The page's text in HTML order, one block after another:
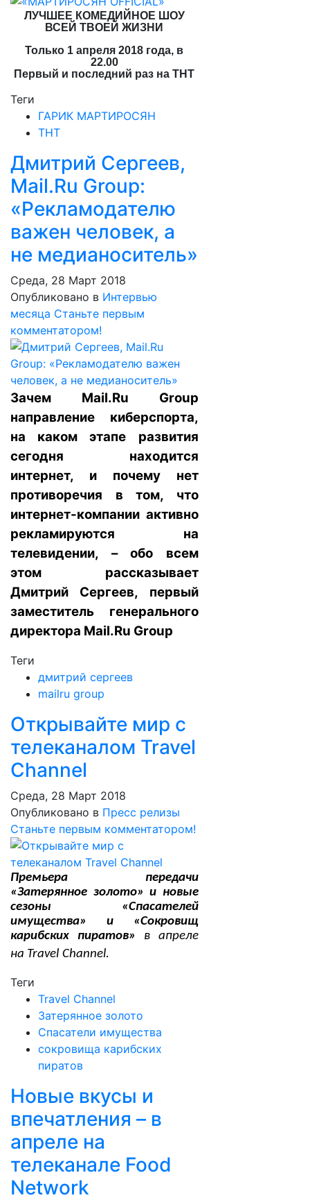
ЛУЧШЕЕ КОМЕДИЙНОЕ ШОУ
ВСЕЙ ТВОЕЙ ЖИЗНИ
Только 1 апреля 2018 года, в
22.00
Первый и последний раз на ТНТ
Теги
ГАРИК МАРТИРОСЯН
ТНТ
Дмитрий Сергеев,
Mail.Ru Group:
«Рекламодателю
важен человек, а
не медианоситель»
Среда, 28 Март 2018
Опубликовано в Интервью
месяца Станьте первым
комментатором!
Зачем Mail.Ru Group
направление киберспорта,
на каком этапе развития
сегодня находится
интернет, и почему нет
противоречия в том, что
интернет-компании активно
рекламируются на
телевидении, – обо всем
этом рассказывает
Дмитрий Сергеев, первый
заместитель генерального
директора Mail.Ru Group
Теги
дмитрий сергеев
mailru group
Открывайте мир с
телеканалом Travel
Channel
Среда, 28 Март 2018
Опубликовано в Пресс релизы
Станьте первым комментатором!
Премьера передачи
«Затерянное золото» и новые
сезоны «Спасателей
имущества» и «Сокровищ
карибских пиратов»
в апреле
на Travel Channel.
Теги
Travel Channel
Затерянное золото
Спасатели имущества
сокровища карибских
пиратов
Новые вкусы и
впечатления – в
апреле на
телеканале Food
Network